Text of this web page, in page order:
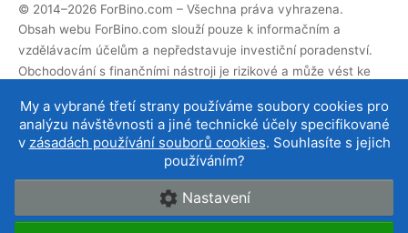
My a vybrané třetí strany používáme soubory cookies pro
analýzu návštěvnosti a jiné technické účely specifikované
v zásadách používání souborů cookies. Souhlasíte s jejich
používáním?
Nastavení
© 2014–2026 ForBino.com – Všechna práva vyhrazena.
Obsah webu ForBino.com slouží pouze k informačním a
vzdělávacím účelům a nepředstavuje investiční poradenství.
Obchodování s finančními nástroji je rizikové a může vést ke
Web obsahuje partnerské (affiliate) odkazy. Pokud přes ně
provedete registraci, obdržíme provizi, díky které můžeme web
provozovat a dále rozvíjet. Na cenu služby pro vás to nemá
O nás | Kontakt | Podmínky používání | Cookies a